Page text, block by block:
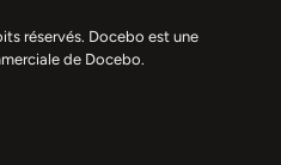
réservés. Docebo est une
de Docebo.